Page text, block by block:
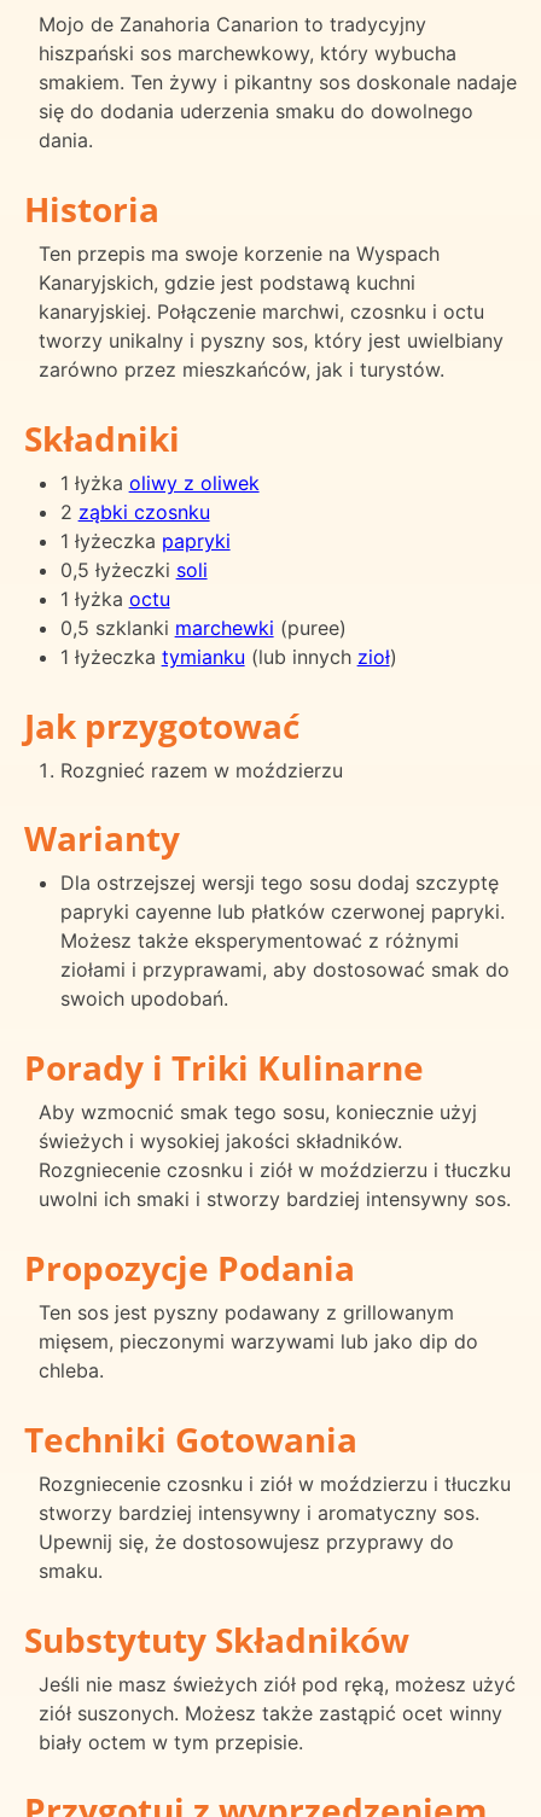
Mojo de Zanahoria Canarion to tradycyjny
hiszpański sos marchewkowy, który wybucha
smakiem. Ten żywy i pikantny sos doskonale nadaje
się do dodania uderzenia smaku do dowolnego
dania.
Historia
Ten przepis ma swoje korzenie na Wyspach
Kanaryjskich, gdzie jest podstawą kuchni
kanaryjskiej. Połączenie marchwi, czosnku i octu
tworzy unikalny i pyszny sos, który jest uwielbiany
zarówno przez mieszkańców, jak i turystów.
Składniki
1 łyżka oliwy z oliwek
2 ząbki czosnku
1 łyżeczka papryki
0,5 łyżeczki soli
1 łyżka octu
0,5 szklanki marchewki (puree)
1 łyżeczka tymianku (lub innych zioł)
Jak przygotować
Rozgnieć razem w moździerzu
Warianty
Dla ostrzejszej wersji tego sosu dodaj szczyptę
papryki cayenne lub płatków czerwonej papryki.
Możesz także eksperymentować z różnymi
ziołami i przyprawami, aby dostosować smak do
swoich upodobań.
Porady i Triki Kulinarne
Aby wzmocnić smak tego sosu, koniecznie użyj
świeżych i wysokiej jakości składników.
Rozgniecenie czosnku i ziół w moździerzu i tłuczku
uwolni ich smaki i stworzy bardziej intensywny sos.
Propozycje Podania
Ten sos jest pyszny podawany z grillowanym
mięsem, pieczonymi warzywami lub jako dip do
chleba.
Techniki Gotowania
Rozgniecenie czosnku i ziół w moździerzu i tłuczku
stworzy bardziej intensywny i aromatyczny sos.
Upewnij się, że dostosowujesz przyprawy do
smaku.
Substytuty Składników
Jeśli nie masz świeżych ziół pod ręką, możesz użyć
ziół suszonych. Możesz także zastąpić ocet winny
biały octem w tym przepisie.